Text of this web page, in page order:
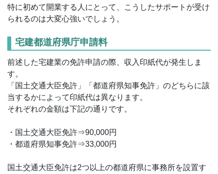
特に初めて開業する人にとって、こうしたサポートが受け
られるのは大変心強いでしょう。
宅建都道府県庁申請料
前述した宅建業の免許申請の際、収入印紙代が発生しま
す。
「国土交通大臣免許」「都道府県知事免許」のどちらに該
当するかによって印紙代は異なります。
それぞれの金額は下記の通りです。
・国土交通大臣免許⇒90,000円
・都道府県知事免許⇒33,000円
国土交通大臣免許は2つ以上の都道府県に事務所を設置す